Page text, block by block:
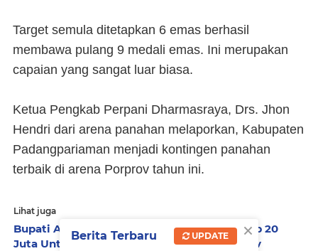
Target semula ditetapkan 6 emas berhasil
membawa pulang 9 medali emas. Ini merupakan
capaian yang sangat luar biasa.
Ketua Pengkab Perpani Dharmasraya, Drs. Jhon
Hendri dari arena panahan melaporkan, Kabupaten
Padangpariaman menjadi kontingen panahan
terbaik di arena Porprov tahun ini.
Lihat juga
Bupati Ali Mukhni Ajukan ke DPRD Bonus Rp 20
Juta Untuk Atlit Peraih Medali Emas Porprov
×
Berita Terbaru UPDATE